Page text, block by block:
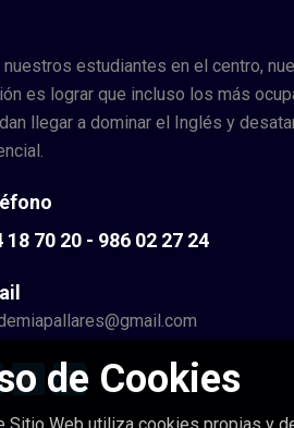
nuestros estudiantes en el centro,
es lograr que incluso los más
llegar a dominar el Inglés y
18 70 20 - 986 02 27 24
de Cookies